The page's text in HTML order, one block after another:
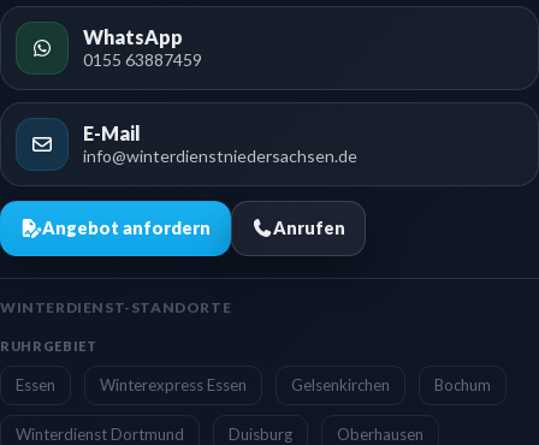
WhatsApp
0155 63887459
E-Mail
info@winterdienstniedersachsen.de
Angebot anfordern Anrufen
WINTERDIENST-STANDORTE
RUHRGEBIET
Essen Winterexpress Essen Gelsenkirchen Bochum
Winterdienst Dortmund Duisburg Oberhausen